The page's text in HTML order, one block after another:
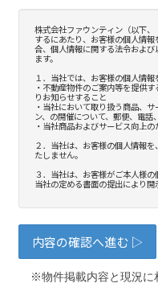
※物件掲載内容と現況に